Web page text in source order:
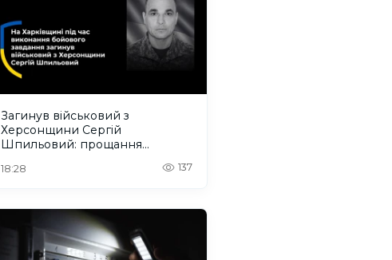
Загинув військовий з
Херсонщини Сергій
Шпильовий: прощання
18:28 137